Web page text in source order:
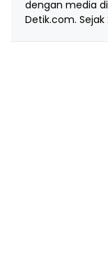
dengan media
Detik.com.